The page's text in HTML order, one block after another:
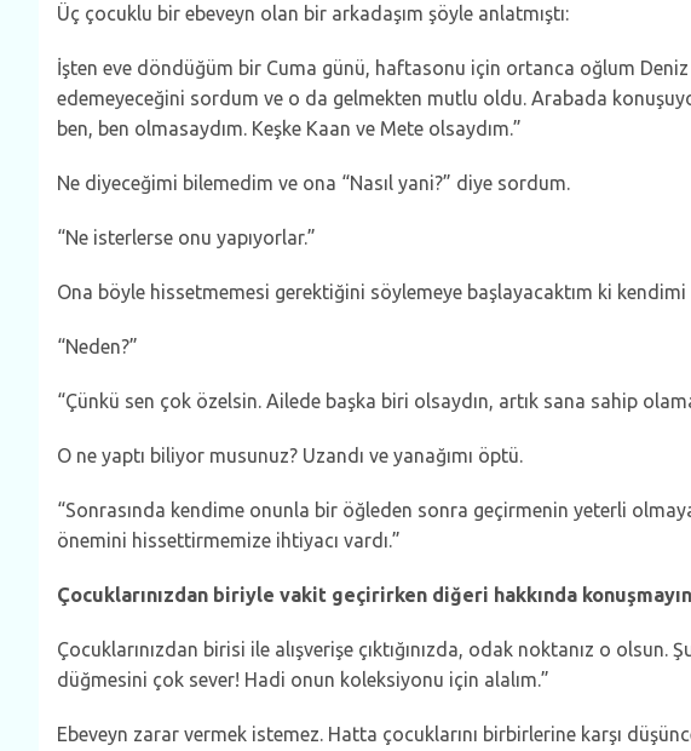
Üç çocuklu bir ebeveyn olan bir arkadaşım şöyle anlatmıştı:
İşten eve döndüğüm bir Cuma günü, haftasonu için ortanca oğlum
edemeyeceğini sordum ve o da gelmekten mutlu oldu. Arabada
ben, ben olmasaydım. Keşke Kaan ve Mete olsaydım.”
Ne diyeceğimi bilemedim ve ona “Nasıl yani?” diye sordum.
“Ne isterlerse onu yapıyorlar.”
Ona böyle hissetmemesi gerektiğini söylemeye başlayacaktım ki
“Neden?”
“Çünkü sen çok özelsin. Ailede başka biri olsaydın, artık sana sahip
O ne yaptı biliyor musunuz? Uzandı ve yanağımı öptü.
“Sonrasında kendime onunla bir öğleden sonra geçirmenin yeterli
önemini hissettirmemize ihtiyacı vardı.”
Çocuklarınızdan biriyle vakit geçirirken diğeri hakkında
Çocuklarınızdan birisi ile alışverişe çıktığınızda, odak noktanız o
düğmesini çok sever! Hadi onun koleksiyonu için alalım.”
Ebeveyn zarar vermek istemez. Hatta çocuklarını birbirlerine karşı